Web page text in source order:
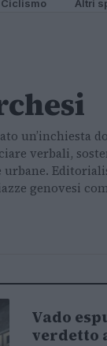
Ciclismo Altri
un’inchiesta
verbali,
genovesi
BASKET
Vado
verdetto